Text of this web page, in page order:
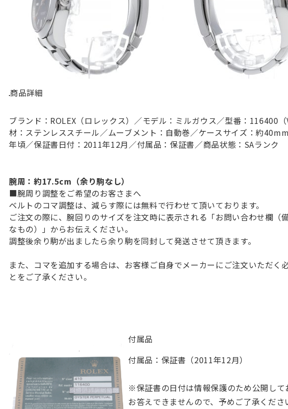
商品詳細
ブランド：ROLEX（ロレックス）／モデル：ミルガウス／型番：116400
材：ステンレススチール／ムーブメント：自動巻／ケースサイズ：約
年頃／保証書日付：2011年12月／付属品：保証書／商品状態：SAランク
腕周：約17.5cm（余り駒なし）
■腕周り調整をご希望のお客さまへ
ベルトのコマ調整は、減らす際には無料で行わせて頂いております。
ご注文の際に、腕回りのサイズを注文時に表示される「お問い合わせ欄（
なもの）」からお伝えください。
調整後余り駒が出ましたら余り駒を同封して発送させて頂きます。
また、コマを追加する場合は、お客様ご自身でメーカーにご注文いただく
とをご了承ください。
付属品
付属品：保証書（2011年12月）
※保証書の日付は情報保護のため公開し
お答えできませんので、予めご了承くださ